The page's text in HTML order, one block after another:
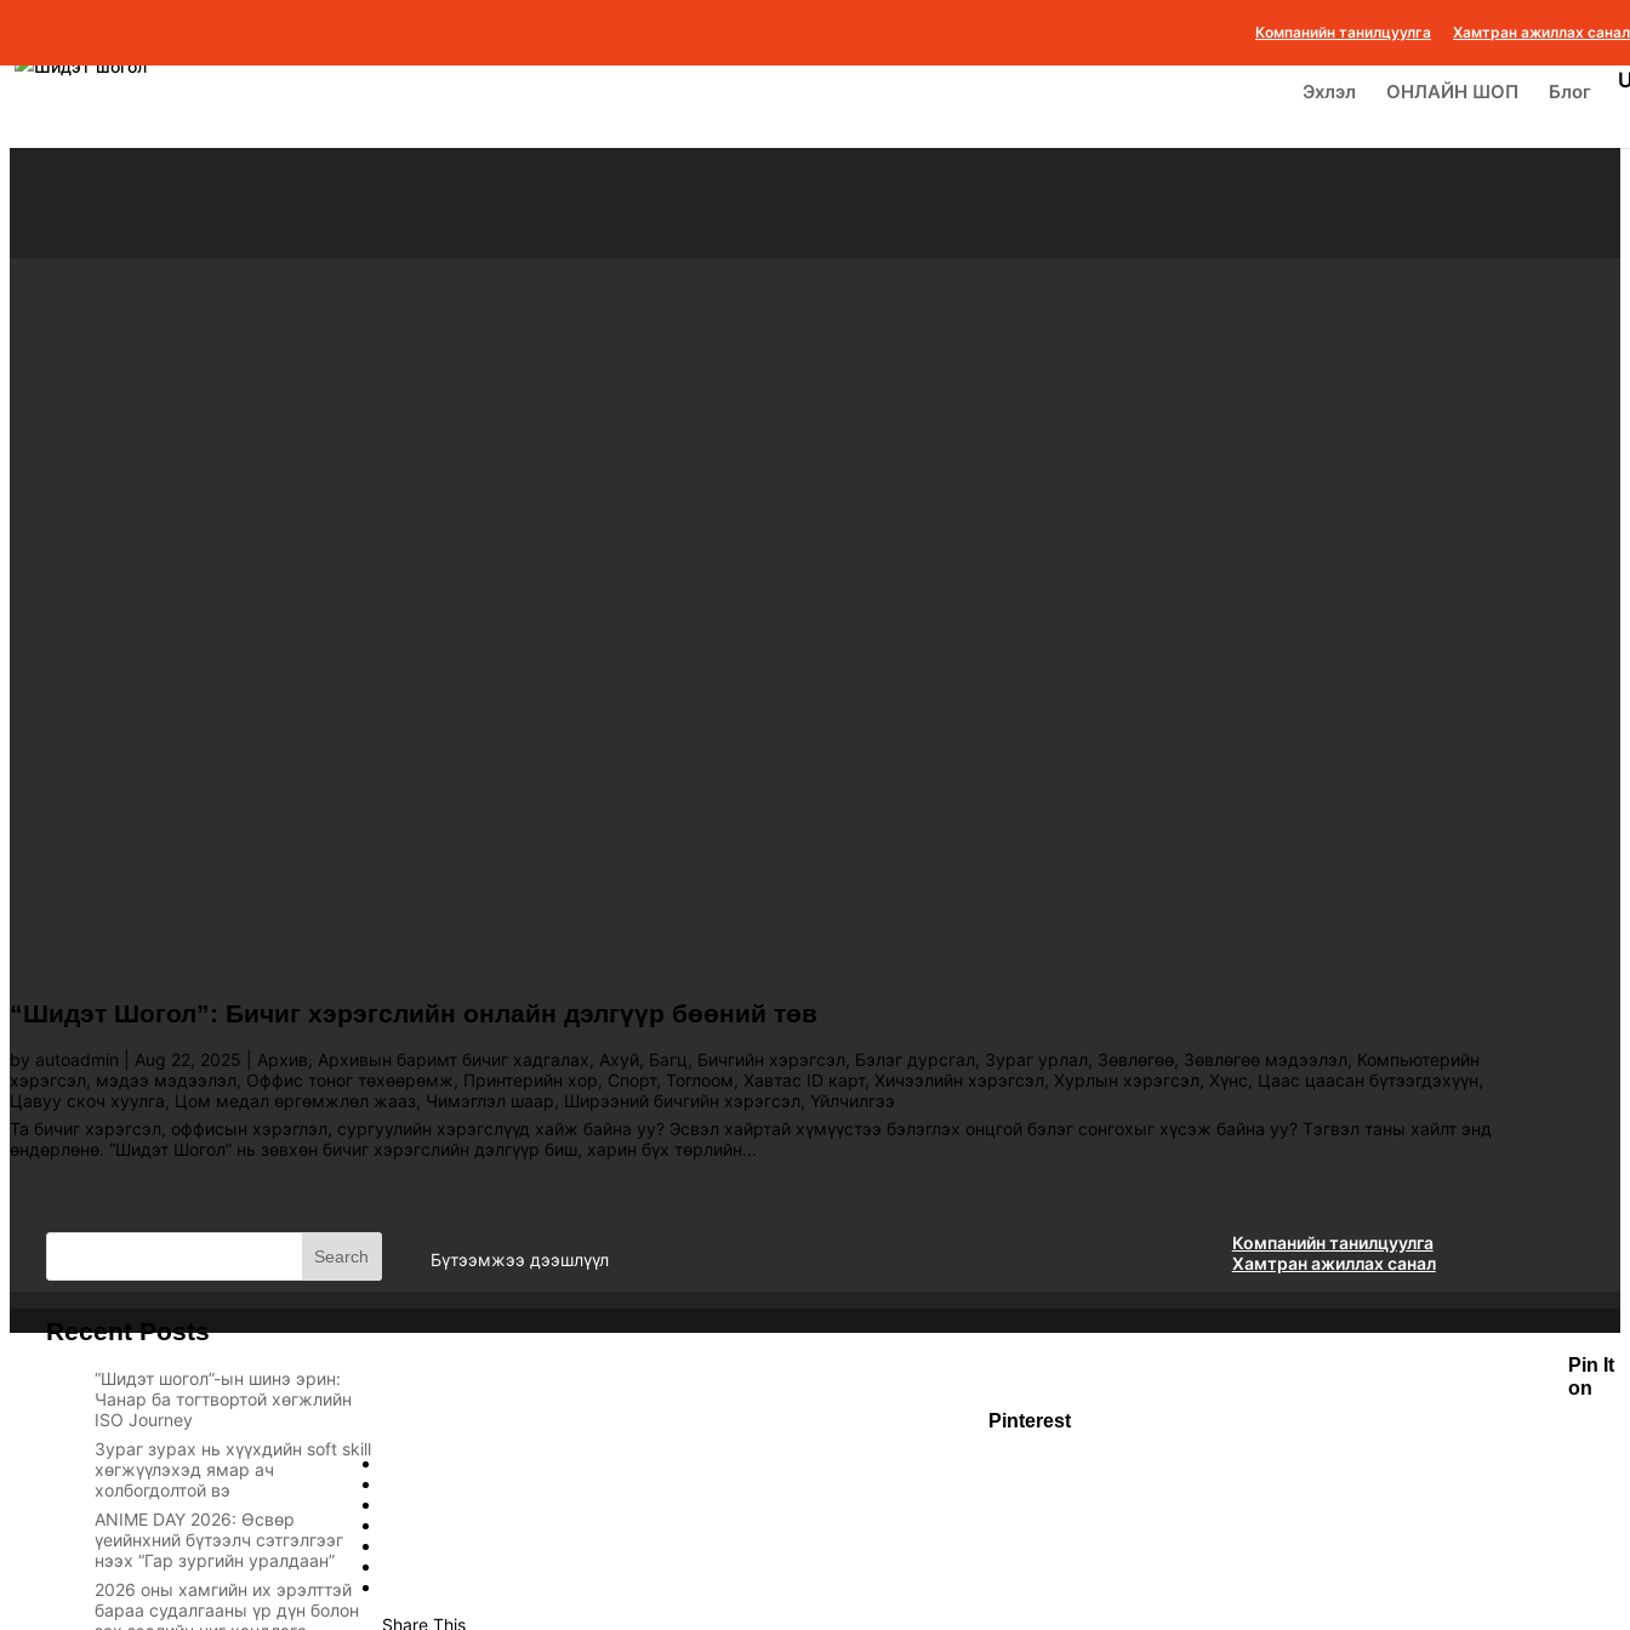
Компанийн танилцуулга Хамтран ажиллах санал
Эхлэл ОНЛАЙН ШОП Блог
“Шидэт Шогол”: Бичиг хэрэгслийн онлайн дэлгүүр бөөний төв
by autoadmin Aug 22, 2025 Архив, Архивын баримт бичиг хадгалах, Ахуй, Багц, Бичгийн хэрэгсэл, Бэлэг дурсгал, Зураг урлал, Зөвлөгөө, Зөвлөгөө мэдээлэл, Компьютерийн
хэрэгсэл, мэдээ мэдээлэл, Оффис тоног төхөөрөмж, Принтерийн хор, Спорт, Тоглоом, Хавтас ID карт, Хичээлийн хэрэгсэл, Хурлын хэрэгсэл, Хүнс, Цаас цаасан бүтээгдэхүүн,
Цавуу скоч хуулга, Цом медал өргөмжлөл жааз, Чимэглэл шаар, Ширээний бичгийн хэрэгсэл, Үйлчилгээ
Та бичиг хэрэгсэл, оффисын хэрэглэл, сургуулийн хэрэгслүүд хайж байна уу? Эсвэл хайртай хүмүүстээ бэлэглэх онцгой бэлэг сонгохыг хүсэж байна уу? Тэгвэл таны хайлт энд
өндөрлөнө. “Шидэт Шогол” нь зөвхөн бичиг хэрэгслийн дэлгүүр биш, харин бүх төрлийн...
Search
Recent Posts
“Шидэт шогол”-ын шинэ эрин:
Чанар ба тогтвортой хөгжлийн
ISO Journey
Зураг зурах нь хүүхдийн soft skill
хөгжүүлэхэд ямар ач
холбогдолтой вэ
ANIME DAY 2026: Өсвөр
үеийнхний бүтээлч сэтгэлгээг
нээх “Гар зургийн уралдаан”
2026 оны хамгийн их эрэлттэй
бараа судалгааны үр дүн болон
Бүтээмжээ дээшлүүл
Компанийн танилцуулга
Хамтран ажиллах санал
Pin It
on
Pinterest
Share This